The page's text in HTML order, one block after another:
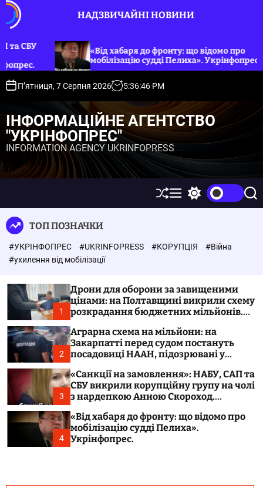
т
с
НАДЗВИЧАЙНІ НОВИНИ
хабаря до фронту: що відомо про
судді Пелиха». Укрінфопрес.
П’ятниця, 7 Серпня 2026 5:36:48 PM
ІНФОРМАЦІЙНЕ АГЕНТСТВО
"УКРІНФОПРЕС"
INFORMATION AGENCY UKRINFOPRESS
П
е
а
а
т
и
М
е е
и
к
о
л
ь
р
о
в
г
о
р
ж
и
П
о
ТОП ПОЗНАЧКИ
#УКРІНФОПРЕС #UKRINFOPRESS #КОРУПЦІЯ
#Війна
#ухилення від мобілізації
1
Дрони для оборони за завищеними
цінами: на Полтавщині викрили схему
розкрадання бюджетних мільйонів.
2
Аграрна схема на мільйони: на
Закарпатті перед судом постануть
посадовиці НААН, підозрювані у
3
«Санкції на замовлення»: НАБУ, САП та
СБУ викрили корупційну групу на чолі
з нардепкою Анною Скороход.
4
«Від хабаря до фронту: що відомо про
мобілізацію судді Пелиха».
Укрінфопрес.